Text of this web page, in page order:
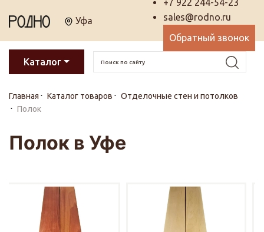
Уфа
+7 922 244-54-23
sales@rodno.ru
Обратный звонок
Каталог
Главная Каталог товаров
Отделочные стен и потолков
Полок
Полок в Уфе